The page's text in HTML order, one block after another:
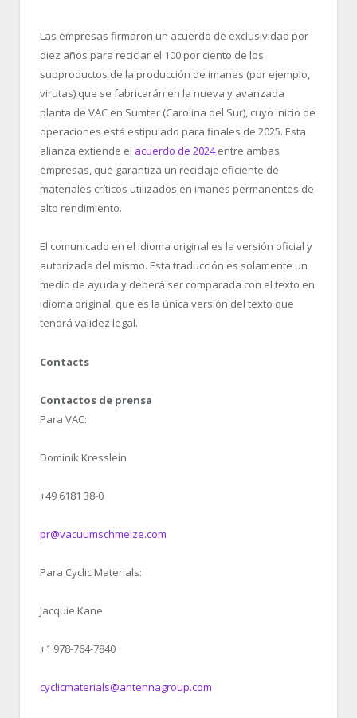
Las empresas firmaron un acuerdo de exclusividad por
diez años para reciclar el 100 por ciento de los
subproductos de la producción de imanes (por ejemplo,
virutas) que se fabricarán en la nueva y avanzada
planta de VAC en Sumter (Carolina del Sur), cuyo inicio de
operaciones está estipulado para finales de 2025. Esta
alianza extiende el acuerdo de 2024entre ambas
empresas, que garantiza un reciclaje eficiente de
materiales críticos utilizados en imanes permanentes de
alto rendimiento.
El comunicado en el idioma original es la versión oficial y
autorizada del mismo. Esta traducción es solamente un
medio de ayuda y deberá ser comparada con el texto en
idioma original, que es la única versión del texto que
tendrá validez legal.
Contacts
Contactos de prensa
Para VAC:
Dominik Kresslein
+49 6181 38-0
pr@vacuumschmelze.com
Para Cyclic Materials:
Jacquie Kane
+1 978-764-7840
cyclicmaterials@antennagroup.com